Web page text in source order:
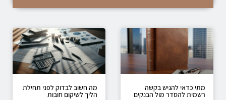
מתי כדאי להגיש בקשה
רשמית להסדר מול הבנקים
מה חשוב לבדוק לפני תחילת
הליך לשיקום חובות